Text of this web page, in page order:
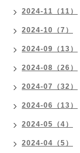
2024-11（11）
2024-10（7）
2024-09（13）
2024-08（26）
2024-07（32）
2024-06（13）
2024-05（4）
2024-04（5）